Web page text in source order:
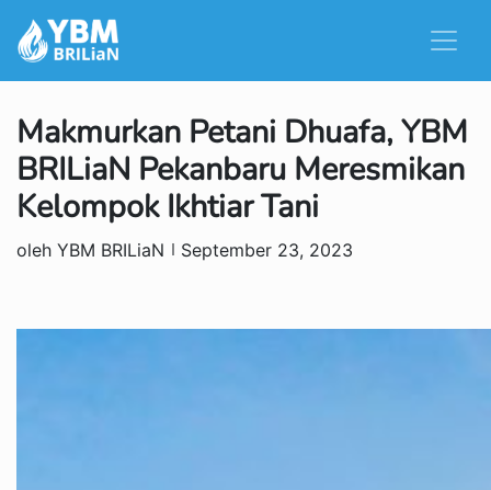
Makmurkan Petani Dhuafa, YBM
BRILiaN Pekanbaru Meresmikan
Kelompok Ikhtiar Tani
oleh YBM BRILiaN September 23, 2023